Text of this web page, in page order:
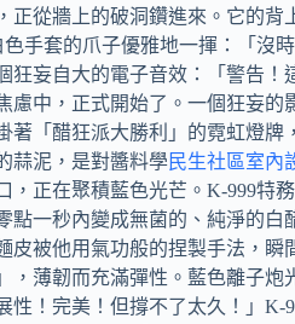
正從牆上的破洞鑽進來。它的
手套的爪子優雅地一揮：「
妄自大的電子音效：「警告
慮中，正式開始了。一個狂妄
「醋狂派大勝利」的霓虹燈
蒜泥，是對醬料學民生社區室內
正在聚積藍色光芒。K-999
點一秒內變成無菌的、純淨的
皮被他用氣功般的捏製手法，瞬
，薄韌而充滿彈性。藍色離子炮
！完美！但撐不了太久！」